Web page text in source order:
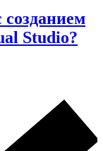
Studio?